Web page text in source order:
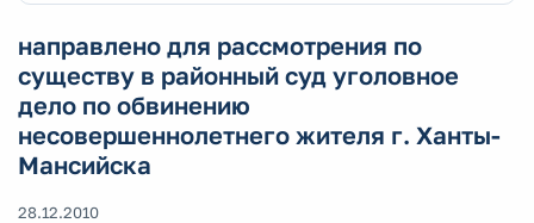
направлено для рассмотрения по
существу в районный суд уголовное
дело по обвинению
несовершеннолетнего жителя г. Ханты-
Мансийска
28.12.2010